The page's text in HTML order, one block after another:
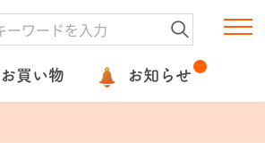
お買い物 お知らせ